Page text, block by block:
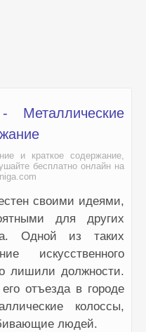
Металлические
и краткое содержание,
бесплатно онлайн на
своими идеями,
для других
Одной из таких
искусственного
лишили должности.
отъезда в городе
колоссы,
людей.